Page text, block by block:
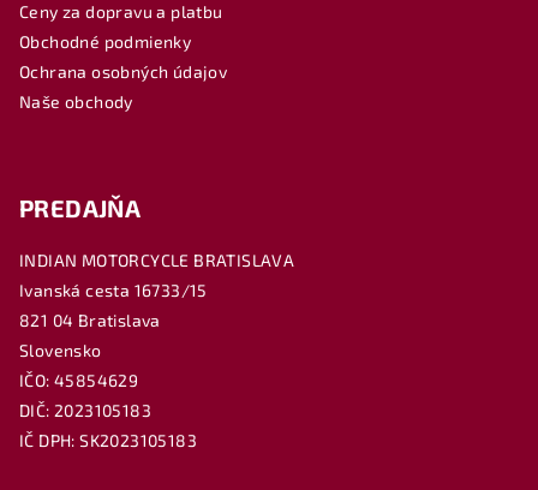
Ceny za dopravu a platbu
Obchodné podmienky
Ochrana osobných údajov
Naše obchody
PREDAJŇA
INDIAN MOTORCYCLE BRATISLAVA
Ivanská cesta 16733/15
821 04 Bratislava
Slovensko
IČO: 45854629
DIČ: 2023105183
IČ DPH: SK2023105183